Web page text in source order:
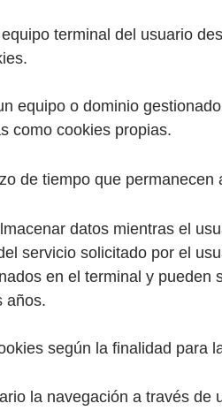
terminal del usuario
equipo o dominio
como cookies propias.
de tiempo que
datos mientras el
servicio solicitado por el
en el terminal y
años.
según la finalidad para
la navegación a través